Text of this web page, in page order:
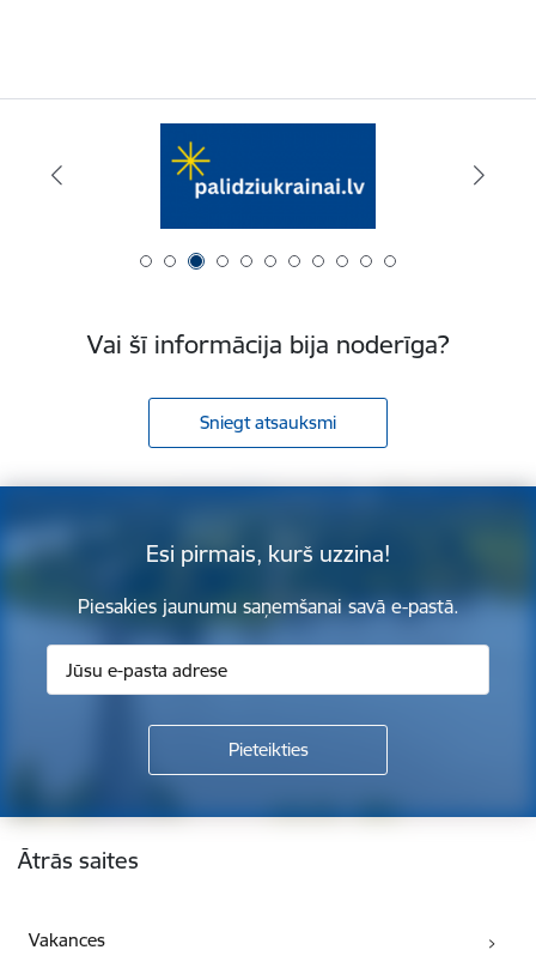
Vai šī informācija bija noderīga?
Sniegt atsauksmi
Esi pirmais, kurš uzzina!
Piesakies jaunumu saņemšanai savā e-pastā.
Kājene
Ātrās saites
Vakances